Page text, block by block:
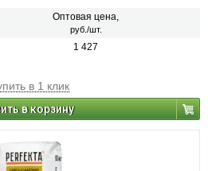
Оптовая цена,
руб./шт.
1 427
в 1 клик
в корзину